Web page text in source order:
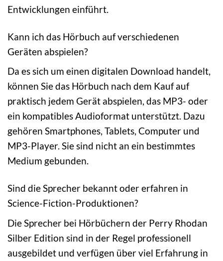
Entwicklungen einführt.
Kann ich das Hörbuch auf verschiedenen
Geräten abspielen?
Da es sich um einen digitalen Download handelt,
können Sie das Hörbuch nach dem Kauf auf
praktisch jedem Gerät abspielen, das MP3- oder
ein kompatibles Audioformat unterstützt. Dazu
gehören Smartphones, Tablets, Computer und
MP3-Player. Sie sind nicht an ein bestimmtes
Medium gebunden.
Sind die Sprecher bekannt oder erfahren in
Science-Fiction-Produktionen?
Die Sprecher bei Hörbüchern der Perry Rhodan
Silber Edition sind in der Regel professionell
ausgebildet und verfügen über viel Erfahrung in